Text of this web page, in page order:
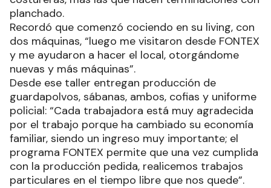
planchado.
Recordó que comenzó cociendo en su living, con
dos máquinas, “luego me visitaron desde FONTEX
y me ayudaron a hacer el local, otorgándome
nuevas y más máquinas”.
Desde ese taller entregan producción de
guardapolvos, sábanas, ambos, cofias y uniforme
policial: “Cada trabajadora está muy agradecida
por el trabajo porque ha cambiado su economía
familiar, siendo un ingreso muy importante; el
programa FONTEX permite que una vez cumplida
con la producción pedida, realicemos trabajos
particulares en el tiempo libre que nos quede”.